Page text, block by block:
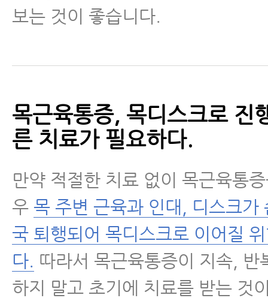
보는 것이 좋습니다.
목근육통증, 목디스크로 진
른 치료가 필요하다.
만약 적절한 치료 없이 목근육통
우 목 주변 근육과 인대, 디스크가
국 퇴행되어 목디스크로 이어질
다. 따라서 목근육통증이 지속, 반
하지 말고 초기에 치료를 받는 것